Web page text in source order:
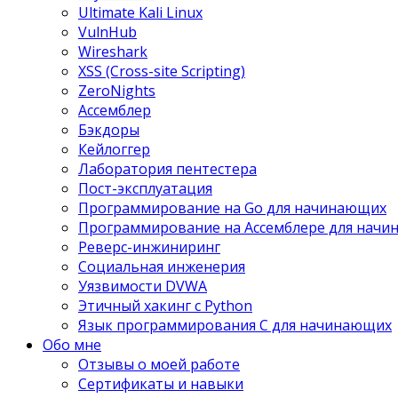
Ultimate Kali Linux
VulnHub
Wireshark
XSS (Cross-site Scripting)
ZeroNights
Ассемблер
Бэкдоры
Кейлоггер
Лаборатория пентестера
Пост-эксплуатация
Программирование на Go для начинающих
Программирование на Ассемблере для
Реверс-инжиниринг
Социальная инженерия
Уязвимости DVWA
Этичный хакинг с Python
Язык программирования С для начинающих
Обо мне
Отзывы о моей работе
Сертификаты и навыки